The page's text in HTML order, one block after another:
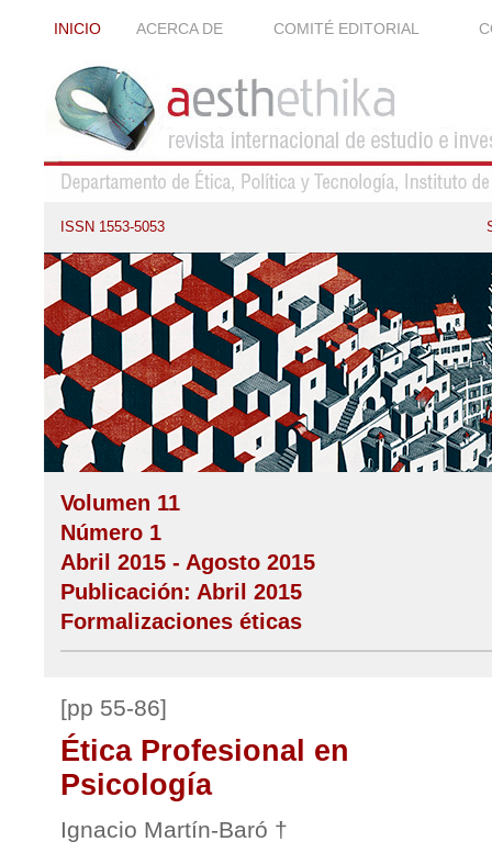
INICIO ACERCA DE COMITÉ EDITORIAL
ISSN 1553-5053
Volumen 11
Número 1
Abril 2015 - Agosto 2015
Publicación: Abril 2015
Formalizaciones éticas
[pp 55-86]
Ética Profesional en
Psicología
Ignacio Martín-Baró †